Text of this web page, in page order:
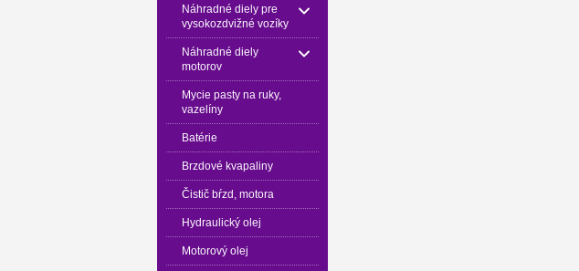
Náhradné diely pre
vysokozdvižné vozíky
Náhradné diely
motorov
Mycie pasty na ruky,
vazelíny
Batérie
Brzdové kvapaliny
Čistič bŕzd, motora
Hydraulický olej
Motorový olej